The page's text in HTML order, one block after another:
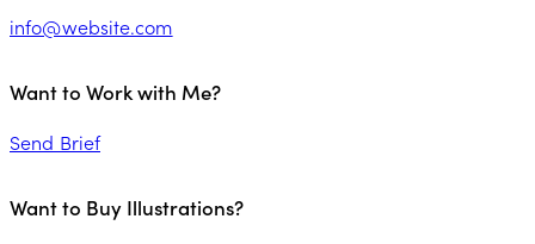
info@website.com
Want to Work with Me?
Send Brief
Want to Buy Illustrations?